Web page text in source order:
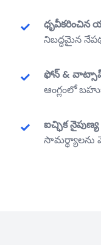
ధృవీకరించిన
నిబద్ధమైన
ఫోన్ & వాట్సాప్
ఆంగ్లంలో
ఐచ్ఛిక నైపుణ్య
సామర్థ్యాలను